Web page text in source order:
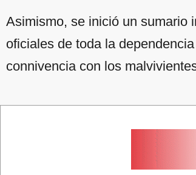
Asimismo, se inició un sumario
oficiales de toda la
connivencia con los